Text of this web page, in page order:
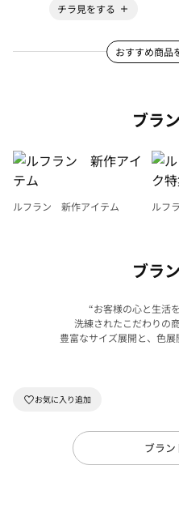
チラ見をする
おすすめ商品
ブラ
ルフラン 新作アイテム ルフ
ブラ
“お客様の心と生活
洗練されたこだわりの
豊富なサイズ展開と、色展
ブラ